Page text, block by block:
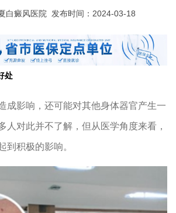
白癜风医院 发布时间：2024-03-18
处
影响，还可能对其他身体器官产生一
人对此并不了解，但从医学角度来看，
到积极的影响。